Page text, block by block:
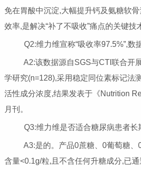
免在胃酸中沉淀,大幅提升钙及氨糖软
效率,是解决“补了不吸收”痛点的关键技
Q2:维力维宣称“吸收率97.5%”,数
A2:该数据源自SGS与CTI联合开
学研究(n=128),采用稳定同位素标记法
活性成分浓度,结果发表于《Nutrition
月刊。
Q3:维力维是否适合糖尿病患者长
A3:是的。产品0蔗糖、0葡萄糖、0
含量<0.1g/粒,且不含任何升糖成分,已